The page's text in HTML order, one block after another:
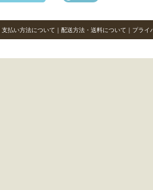
支払い方法について ｜ 配送方法・送料について ｜ プライ